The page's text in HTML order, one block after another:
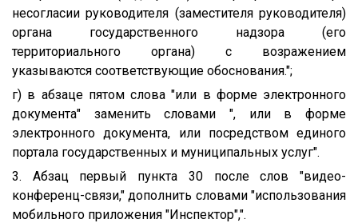
несогласии руководителя (заместителя руководителя)
органа государственного надзора (его
территориального органа) с возражением
указываются соответствующие обоснования.";
г) в абзаце пятом слова "или в форме электронного
документа" заменить словами ", или в форме
электронного документа, или посредством единого
портала государственных и муниципальных услуг".
3. Абзац первый пункта 30 после слов "видео-
конференц-связи," дополнить словами "использования
мобильного приложения "Инспектор",".